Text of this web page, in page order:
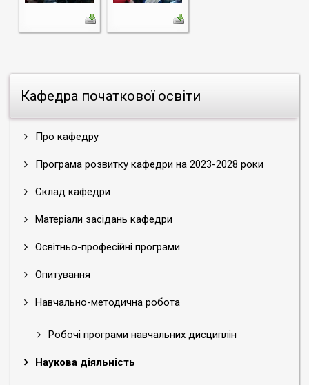
Кафедра початкової освіти
Про кафедру
Програма розвитку кафедри на 2023-2028 роки
Склад кафедри
Матеріали засідань кафедри
Освітньо-професійні програми
Опитування
Навчально-методична робота
Робочі програми навчальних дисциплін
Наукова діяльність